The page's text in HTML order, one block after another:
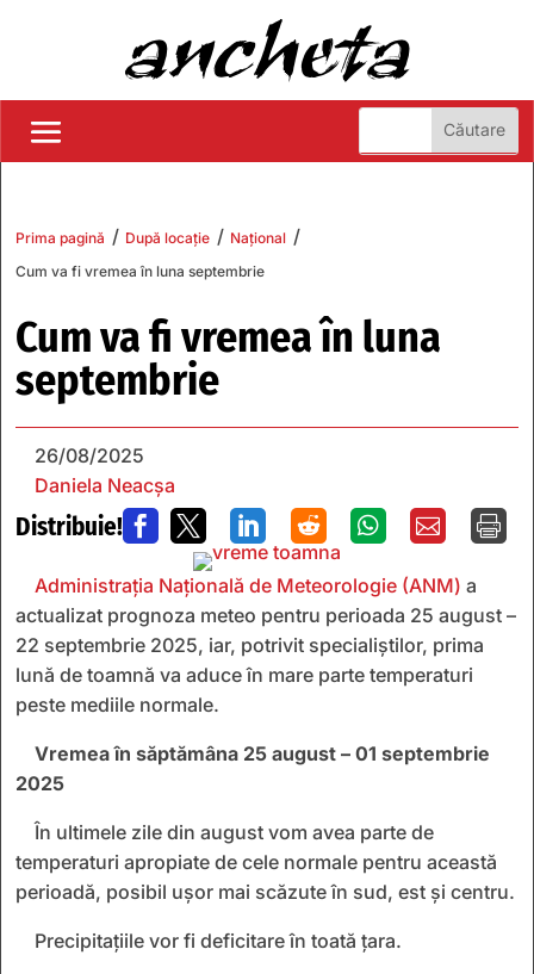
Prima pagină / După locație / Național /
Cum va fi vremea în luna septembrie
Cum va fi vremea în luna
septembrie
26/08/2025
Daniela Neacșa
Distribuie!       
Administrația Națională de Meteorologie (ANM) a
actualizat prognoza meteo pentru perioada 25 august –
22 septembrie 2025, iar, potrivit specialiștilor, prima
lună de toamnă va aduce în mare parte temperaturi
peste mediile normale.
Vremea în săptămâna 25 august – 01 septembrie
2025
În ultimele zile din august vom avea parte de
temperaturi apropiate de cele normale pentru această
perioadă, posibil ușor mai scăzute în sud, est și centru.
Precipitațiile vor fi deficitare în toată țara.